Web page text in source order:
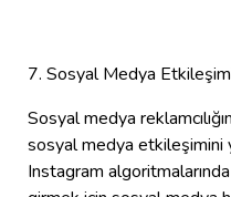
7. Sosyal Medya
Sosyal medya
sosyal medya
Instagram algoritmalarında